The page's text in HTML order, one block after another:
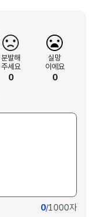
분발해
주세요
0
실망
이에요
0
0/1000자